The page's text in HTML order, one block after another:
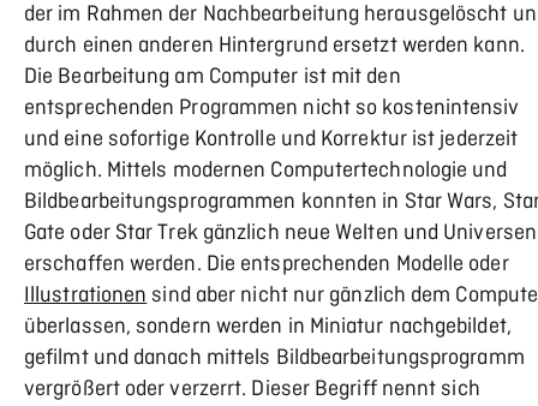
der im Rahmen der Nachbearbeitung herausgelöscht
durch einen anderen Hintergrund ersetzt werden kann.
Die Bearbeitung am Computer ist mit den
entsprechenden Programmen nicht so kostenintensiv
und eine sofortige Kontrolle und Korrektur ist jederzeit
möglich. Mittels modernen Computertechnologie und
Bildbearbeitungsprogrammen konnten in Star Wars,
Gate oder Star Trek gänzlich neue Welten und Universen
erschaffen werden. Die entsprechenden Modelle oder
Illustrationensind aber nicht nur gänzlich dem
überlassen, sondern werden in Miniatur nachgebildet,
gefilmt und danach mittels Bildbearbeitungsprogramm
vergrößert oder verzerrt. Dieser Begriff nennt sich